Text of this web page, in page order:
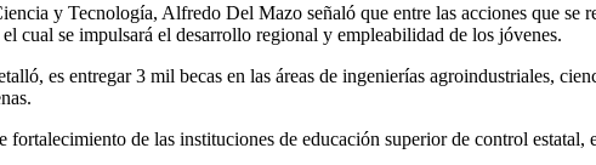
y Tecnología, Alfredo Del Mazo señaló que entre las acciones que
cual se impulsará el desarrollo regional y empleabilidad de los jóvenes.
es entregar 3 mil becas en las áreas de ingenierías agroindustriales,
fortalecimiento de las instituciones de educación superior de control